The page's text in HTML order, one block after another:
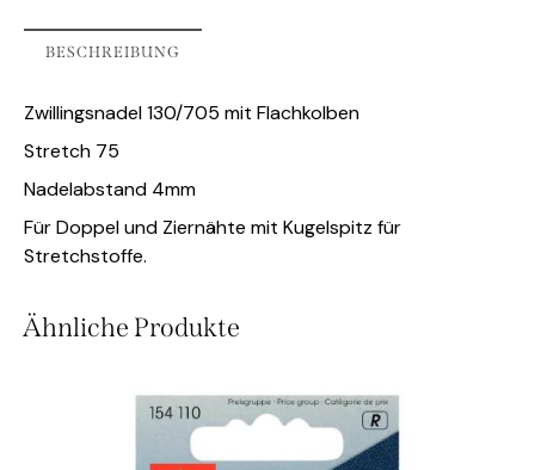
BESCHREIBUNG
Zwillingsnadel 130/705 mit Flachkolben
Stretch 75
Nadelabstand 4mm
Für Doppel und Ziernähte mit Kugelspitz für
Stretchstoffe.
Ähnliche Produkte